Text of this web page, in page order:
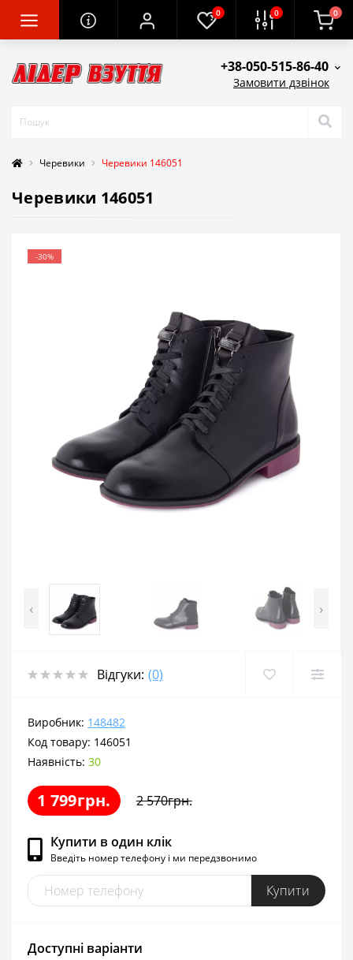
0 0 0
+38-050-515-86-40
Замовити дзвінок
Черевики Черевики 146051
Черевики 146051
-30%
‹ ›
Відгуки: (0)
Виробник: 148482
Код товару: 146051
Наявність: 30
1 799грн. 2 570грн.
Купити в один клік
Введіть номер телефону і ми передзвонимо
Купити
Доступні варіанти